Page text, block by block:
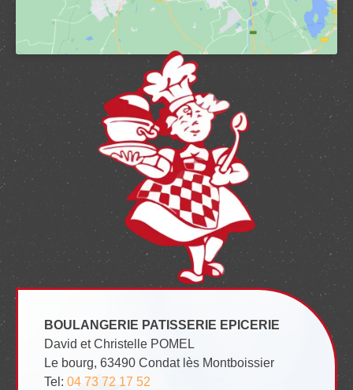
BOULANGERIE PATISSERIE EPICERIE
David et Christelle POMEL
Le bourg, 63490 Condat lès Montboissier
Tel:04 73 72 17 52